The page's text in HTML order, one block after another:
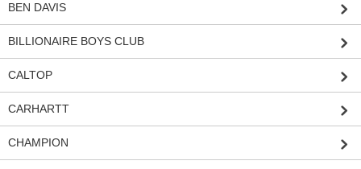
BEN DAVIS
BILLIONAIRE BOYS CLUB
CALTOP
CARHARTT
CHAMPION